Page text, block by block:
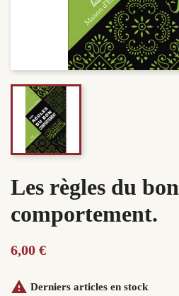
Les règles du bon
comportement.
6,00 €
 Derniers articles en stock